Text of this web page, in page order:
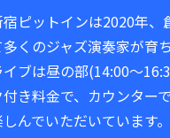
ピットインは2020年、
多くのジャズ演奏家が育
ブは昼の部(14:00～
付き料金で、カウンター
んでいただいています